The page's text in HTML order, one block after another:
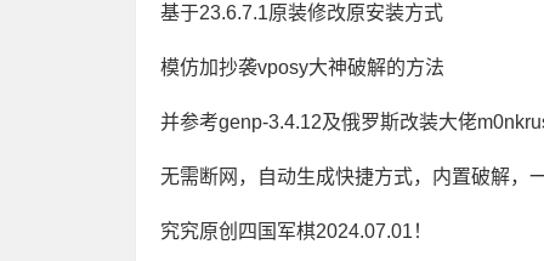
基于23.6.7.1原装修改原安装方式
模仿加抄袭vposy大神破解的方法
并参考genp-3.4.12及俄罗斯改装大佬
无需断网，自动生成快捷方式，内置破解，
究究原创四国军棋2024.07.01！